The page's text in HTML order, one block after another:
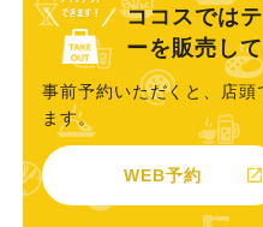
ココスでは
ーを販売し
事前予約いただくと、店頭
ます。
WEB予約